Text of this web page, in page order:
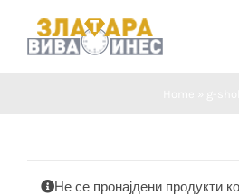
Не се пронајдени продукти